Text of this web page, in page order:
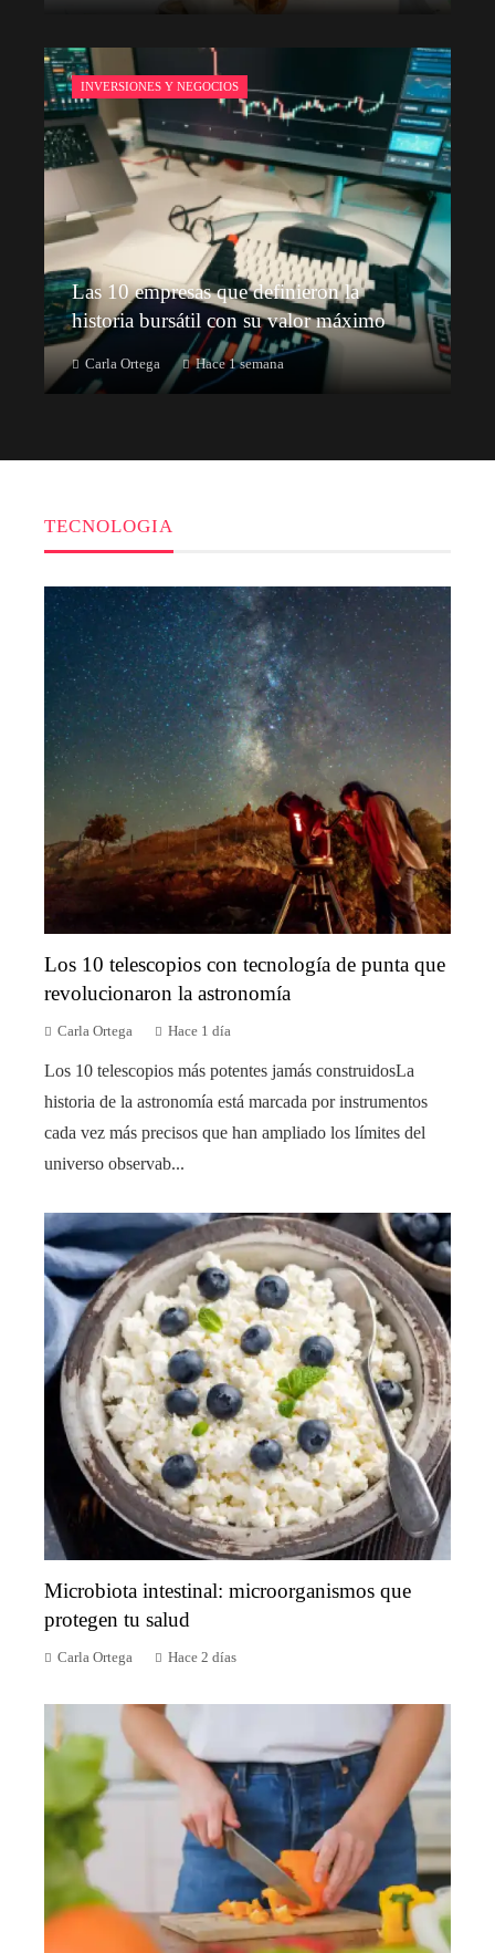
INVERSIONES Y NEGOCIOS
Las 10 empresas que definieron la
historia bursátil con su valor máximo
Carla Ortega Hace 1 semana
TECNOLOGIA
Los 10 telescopios con tecnología de punta que
revolucionaron la astronomía
Carla Ortega Hace 1 día
Los 10 telescopios más potentes jamás construidosLa
historia de la astronomía está marcada por instrumentos
cada vez más precisos que han ampliado los límites del
universo observab...
Microbiota intestinal: microorganismos que
protegen tu salud
Carla Ortega Hace 2 días